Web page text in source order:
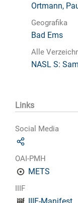
Ortmann,
Geografika
Bad Ems
Alle
NASL S:
Links
Social Media
OAI-PMH
METS
IIIF